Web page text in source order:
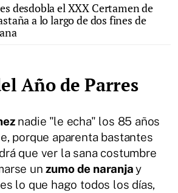
desdobla el XXX Certamen de
a lo largo de dos fines de
Año de Parres
nadie "le echa" los 85 años
porque aparenta bastantes
que ver la sana costumbre
unzumo de naranjay
lo que hago todos los días,